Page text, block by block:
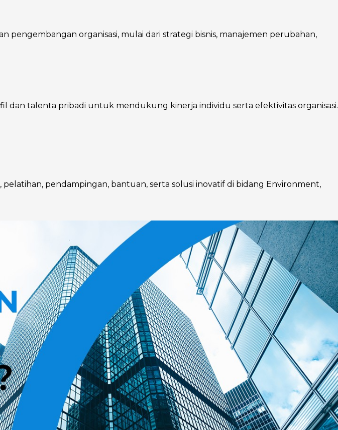
organisasi, mulai dari strategi bisnis, manajemen perubahan,
dan talenta pribadi untuk mendukung kinerja individu serta efektivitas organisasi.
pendampingan, bantuan, serta solusi inovatif di bidang Environment,